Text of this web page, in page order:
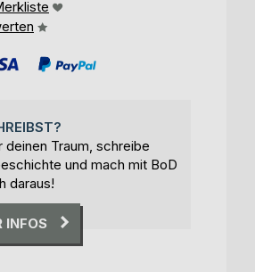
deinen Traum, schreibe
und mach mit BoD
daraus!
INFOS